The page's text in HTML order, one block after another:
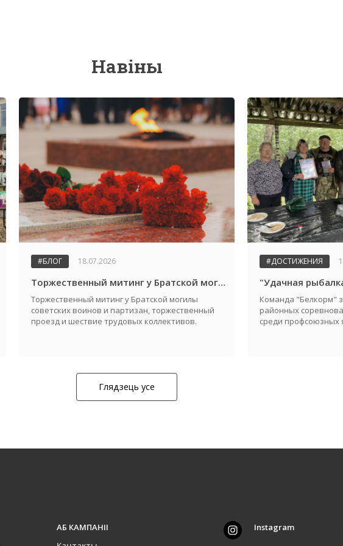
Навіны
#БЛОГ 18.07.2026
Торжественный митинг у Братской могилы советских воинов и партизан, посвященный Дню города и Дню освобождения Жабинковского района от немецко-фашистских захватчиков
Торжественный митинг у Братской могилы
советских воинов и партизан, торжественный
проезд и шествие трудовых коллективов.
#ДОСТИЖЕНИЯ
"Удачная
Команда "Белкорм"
районных
среди профсоюзных
Глядзець усе
АБ КАМПАНІІ
Instagram